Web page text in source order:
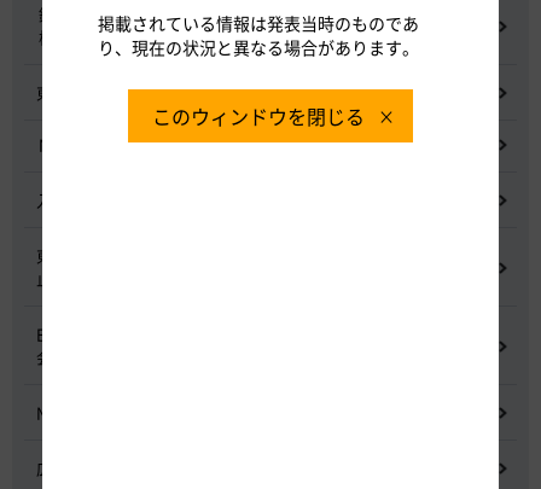
鋼少数主桁橋の床版下面吹付コンクリートはく離・落下事象調査
検討委員会
東名高速道路宇利トンネル照明灯具落下事象調査検討会
NEXCO中日本グループの経営上の課題と取組み
入札に係る不正行為に関する調査及び再発防止のための委員会
東名高速道路 中吉田高架橋 塗装塗替え工事による火災事故再発防
止委員会
E20 中央道を跨ぐ橋梁の耐震補強工事施工不良に関する調査委員
会
NEXCO中日本における降雪時の対応に関する検討会
広域的なETCシステム障害発生時の危機管理検討委員会
掲載されている情報は発表当時のものであ
り、現在の状況と異なる場合があります。
このウィンドウを閉じる